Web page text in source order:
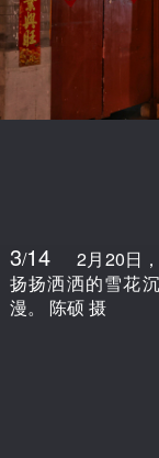
3/14
2月20日
扬扬洒洒的雪花
漫。 陈硕 摄